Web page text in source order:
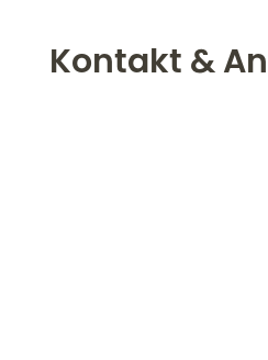
Kontakt &